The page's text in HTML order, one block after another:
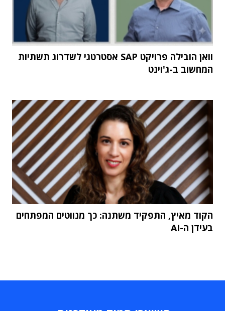
וואן הובילה פרויקט SAP אסטרטגי לשדרוג תשתיות
המחשוב ב-ג'וינט
הקוד מאיץ, התפקיד משתנה: כך מנווטים המפתחים
בעידן ה-AI